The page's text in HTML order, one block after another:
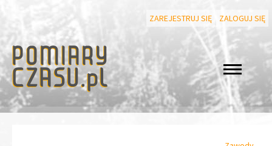
ZAREJESTRUJ SIĘ ZALOGUJ SIĘ